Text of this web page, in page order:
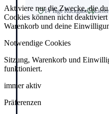
14 Tage Rückgabe
Aktiviere nur die Zwecke, die
Cookies können nicht
Warenkorb und deine
Notwendige Cookies
Sitzung, Warenkorb und
funktioniert.
immer aktiv
Präferenzen